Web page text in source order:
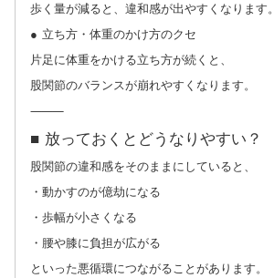
歩く量が減ると、違和感が出やすくなります。
● 立ち方・体重のかけ方のクセ
片足に体重をかける立ち方が続くと、
股関節のバランスが崩れやすくなります。
⸻
■ 放っておくとどうなりやすい？
股関節の違和感をそのままにしていると、
・動かすのが億劫になる
・歩幅が小さくなる
・腰や膝に負担が広がる
といった悪循環につながることがあります。